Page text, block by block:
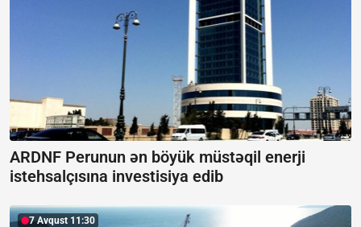
ARDNF Perunun ən böyük müstəqil enerji
istehsalçısına investisiya edib
7 Avqust 11:30